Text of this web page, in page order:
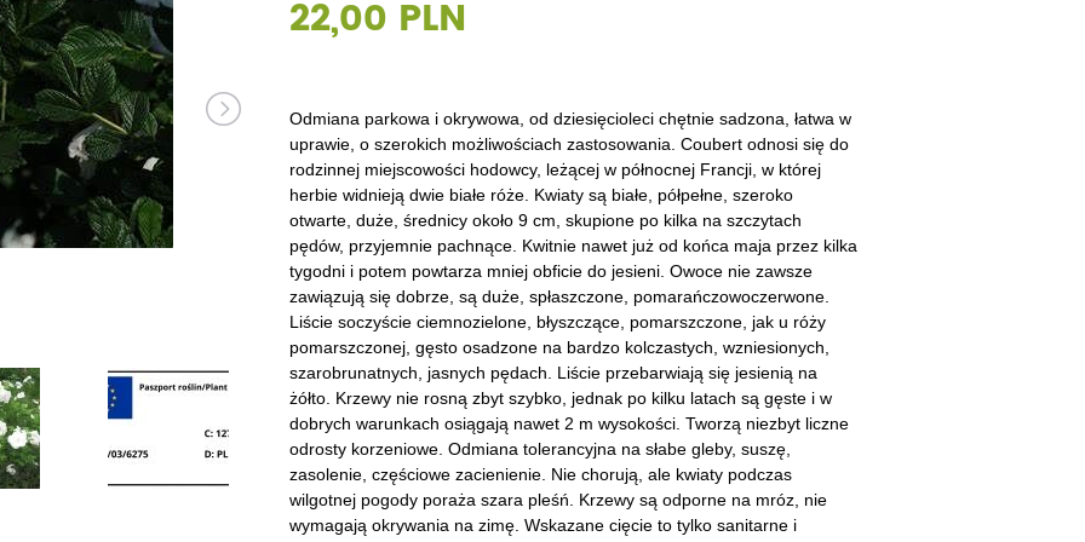
Truskawki i poziomki
Winogrona
Żurawiny
Pozostałe
Dęby
Glediczje
Głogi
Graby
Jabłonie ozdobne
Wiązy
Wiśnie ozdobne
Złotokapy
Pozostałe
Derenie
Hibiskusy
Hortensje
Jaśminowce
Kaliny
Kalmie
Krzewuszki
Piwonie
Pnącza
Powojniki - Clematisy
Różaneczniki
Tawuły i tawułki
Wisterie
Żarnowce
Pozostałe
22,00 PLN
Odmiana parkowa i okrywowa, od dziesięcioleci chętnie sadzona, łatwa w
uprawie, o szerokich możliwościach zastosowania. Coubert odnosi się do
rodzinnej miejscowości hodowcy, leżącej w północnej Francji, w której
herbie widnieją dwie białe róże. Kwiaty są białe, półpełne, szeroko
otwarte, duże, średnicy około 9 cm, skupione po kilka na szczytach
pędów, przyjemnie pachnące. Kwitnie nawet już od końca maja przez kilka
tygodni i potem powtarza mniej obficie do jesieni. Owoce nie zawsze
zawiązują się dobrze, są duże, spłaszczone, pomarańczowoczerwone.
Liście soczyście ciemnozielone, błyszczące, pomarszczone, jak u róży
pomarszczonej, gęsto osadzone na bardzo kolczastych, wzniesionych,
szarobrunatnych, jasnych pędach. Liście przebarwiają się jesienią na
żółto. Krzewy nie rosną zbyt szybko, jednak po kilku latach są gęste i w
dobrych warunkach osiągają nawet 2 m wysokości. Tworzą niezbyt liczne
odrosty korzeniowe. Odmiana tolerancyjna na słabe gleby, suszę,
zasolenie, częściowe zacienienie. Nie chorują, ale kwiaty podczas
wilgotnej pogody poraża szara pleśń. Krzewy są odporne na mróz, nie
wymagają okrywania na zimę. Wskazane cięcie to tylko sanitarne i